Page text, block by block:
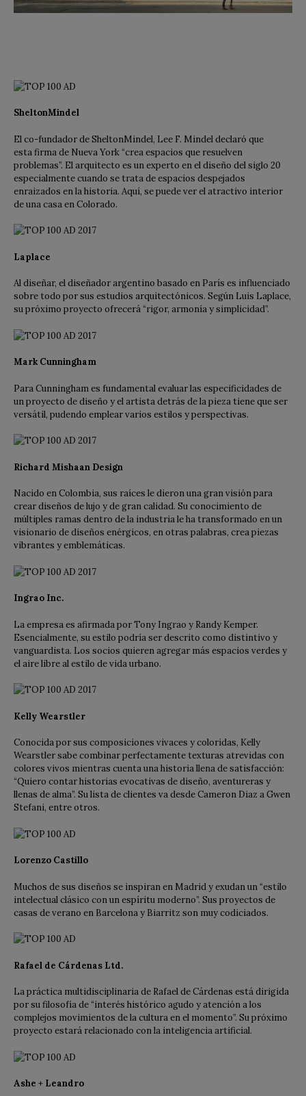
SheltonMindel
El co-fundador de SheltonMindel, Lee F. Mindel declaró que
esta firma de Nueva York “crea espacios que resuelven
problemas”. El arquitecto es un experto en el diseño del siglo 20
especialmente cuando se trata de espacios despejados
enraizados en la historia. Aquí, se puede ver el atractivo interior
de una casa en Colorado.
Laplace
Al diseñar, el diseñador argentino basado en París es influenciado
sobre todo por sus estudios arquitectónicos. Según Luis Laplace,
su próximo proyecto ofrecerá “rigor, armonía y simplicidad”.
Mark Cunningham
Para Cunningham es fundamental evaluar las especificidades de
un proyecto de diseño y el artista detrás de la pieza tiene que ser
versátil, pudendo emplear varios estilos y perspectivas.
Richard Mishaan Design
Nacido en Colombia, sus raíces le dieron una gran visión para
crear diseños de lujo y de gran calidad. Su conocimiento de
múltiples ramas dentro de la industria le ha transformado en un
visionario de diseños enérgicos, en otras palabras, crea piezas
vibrantes y emblemáticas.
Ingrao Inc.
La empresa es afirmada por Tony Ingrao y Randy Kemper.
Esencialmente, su estilo podría ser descrito como distintivo y
vanguardista. Los socios quieren agregar más espacios verdes y
el aire libre al estilo de vida urbano.
Kelly Wearstler
Conocida por sus composiciones vivaces y coloridas, Kelly
Wearstler sabe combinar perfectamente texturas atrevidas con
colores vivos mientras cuenta una historia llena de satisfacción:
“Quiero contar historias evocativas de diseño, aventureras y
llenas de alma”. Su lista de clientes va desde Cameron Diaz a Gwen
Stefani, entre otros.
Lorenzo Castillo
Muchos de sus diseños se inspiran en Madrid y exudan un “estilo
intelectual clásico con un espíritu moderno”. Sus proyectos de
casas de verano en Barcelona y Biarritz son muy codiciados.
Rafael de Cárdenas Ltd.
La práctica multidisciplinaria de Rafael de Cárdenas está dirigida
por su filosofía de “interés histórico agudo y atención a los
complejos movimientos de la cultura en el momento”. Su próximo
proyecto estará relacionado con la inteligencia artificial.
Ashe + Leandro